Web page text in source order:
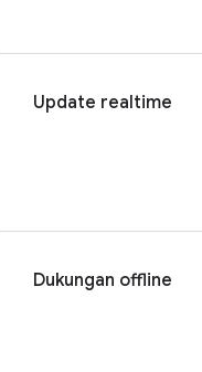
Update realtime
Dukungan offline